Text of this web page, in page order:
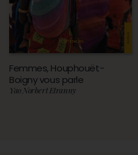
Femmes, Houphouët-
Boigny vous parle
Yao Norbert Etranny